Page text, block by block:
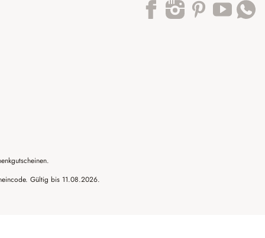
Gültig bis 11.08.2026.